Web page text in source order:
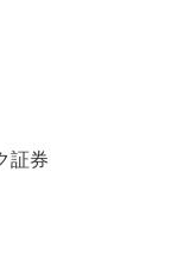
証券